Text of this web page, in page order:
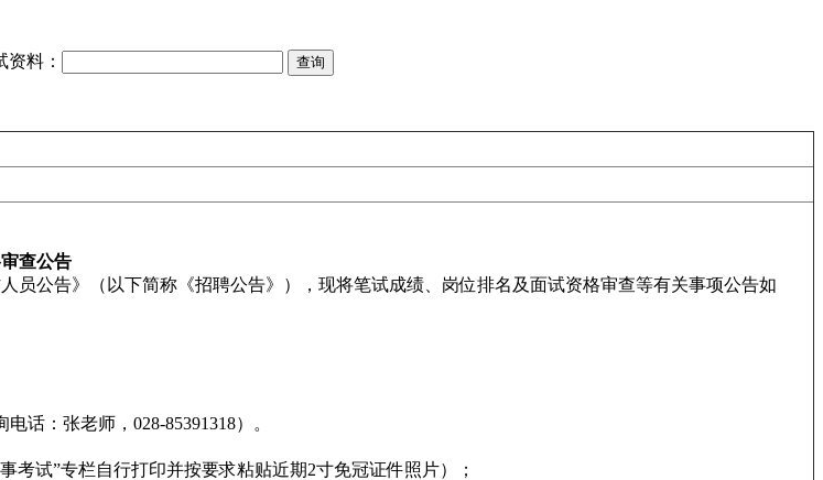
料：
查公告
公告》（以下简称《招聘公告》），现将笔试成绩、岗位排名及面试资格审查等有关事项公告如
话：张老师，028-85391318）。
试”专栏自行打印并按要求粘贴近期2寸免冠证件照片）；